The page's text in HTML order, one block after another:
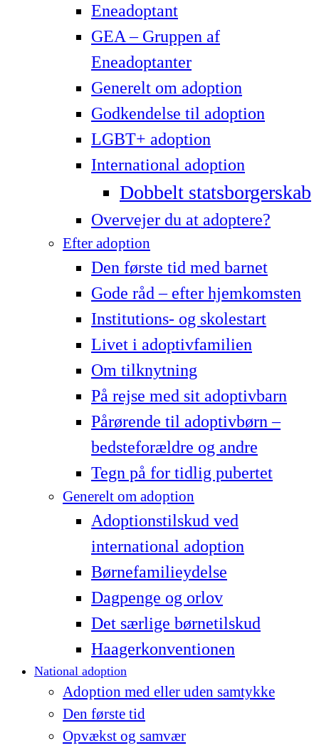
Eneadoptant
GEA – Gruppen af
Eneadoptanter
Generelt om adoption
Godkendelse til adoption
LG­BT+ adoption
International adoption
Dobbelt statsborgerskab
Overvejer du at adoptere?
Efter adoption
Den første tid med barnet
Gode råd – efter hjemkomsten
Institutions- og skolestart
Livet i adoptivfamilien
Om tilknytning
På rejse med sit adoptivbarn
Pårørende til adoptivbørn –
bedsteforældre og andre
Tegn på for tidlig pubertet
Generelt om adoption
Adoptionstilskud ved
international adoption
Børnefamilieydelse
Dagpenge og orlov
Det særlige børnetilskud
Haagerkonventionen
National adoption
Adoption med eller uden samtykke
Den første tid
Opvækst og samvær